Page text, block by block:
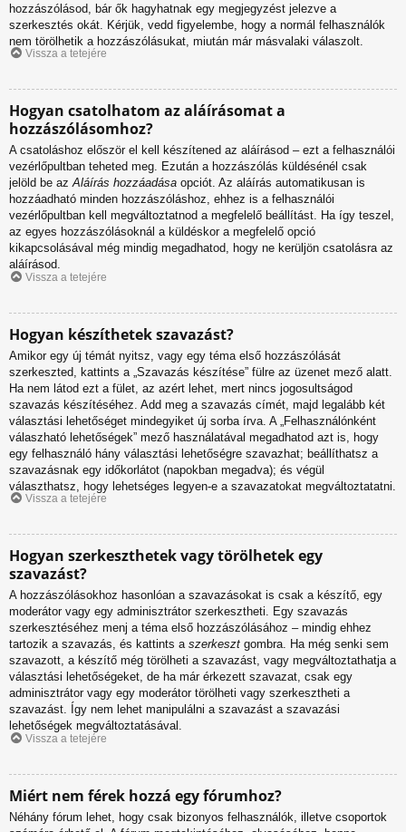
hozzászólásod, bár ők hagyhatnak egy megjegyzést jelezve a
szerkesztés okát. Kérjük, vedd figyelembe, hogy a normál felhasználók
nem törölhetik a hozzászólásukat, miután már másvalaki válaszolt.
Vissza a tetejére
Hogyan csatolhatom az aláírásomat a
hozzászólásomhoz?
A csatoláshoz először el kell készítened az aláírásod – ezt a felhasználói
vezérlőpultban teheted meg. Ezután a hozzászólás küldésénél csak
jelöld be azAláírás hozzáadása opciót. Az aláírás automatikusan is
hozzáadható minden hozzászóláshoz, ehhez is a felhasználói
vezérlőpultban kell megváltoztatnod a megfelelő beállítást. Ha így teszel,
az egyes hozzászólásoknál a küldéskor a megfelelő opció
kikapcsolásával még mindig megadhatod, hogy ne kerüljön csatolásra az
aláírásod.
Vissza a tetejére
Hogyan készíthetek szavazást?
Amikor egy új témát nyitsz, vagy egy téma első hozzászólását
szerkeszted, kattints a „Szavazás készítése” fülre az üzenet mező alatt.
Ha nem látod ezt a fület, az azért lehet, mert nincs jogosultságod
szavazás készítéséhez. Add meg a szavazás címét, majd legalább két
választási lehetőséget mindegyiket új sorba írva. A „Felhasználónként
válaszható lehetőségek” mező használatával megadhatod azt is, hogy
egy felhasználó hány választási lehetőségre szavazhat; beállíthatsz a
szavazásnak egy időkorlátot (napokban megadva); és végül
választhatsz, hogy lehetséges legyen-e a szavazatokat megváltoztatatni.
Vissza a tetejére
Hogyan szerkeszthetek vagy törölhetek egy
szavazást?
A hozzászólásokhoz hasonlóan a szavazásokat is csak a készítő, egy
moderátor vagy egy adminisztrátor szerkesztheti. Egy szavazás
szerkesztéséhez menj a téma első hozzászólásához – mindig ehhez
tartozik a szavazás, és kattints a szerkeszt gombra. Ha még senki sem
szavazott, a készítő még törölheti a szavazást, vagy megváltoztathatja a
választási lehetőségeket, de ha már érkezett szavazat, csak egy
adminisztrátor vagy egy moderátor törölheti vagy szerkesztheti a
szavazást. Így nem lehet manipulálni a szavazást a szavazási
lehetőségek megváltoztatásával.
Vissza a tetejére
Miért nem férek hozzá egy fórumhoz?
Néhány fórum lehet, hogy csak bizonyos felhasználók, illetve csoportok